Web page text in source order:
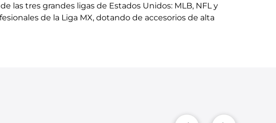
las tres grandes ligas de Estados Unidos: MLB, NFL y
de la Liga MX, dotando de accesorios de alta